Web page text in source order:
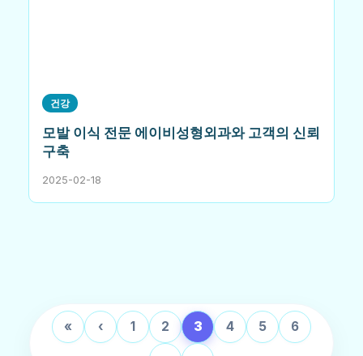
건강
모발 이식 전문 에이비성형외과와 고객의 신뢰
구축
2025-02-18
« ‹ 1 2 3 4 5 6